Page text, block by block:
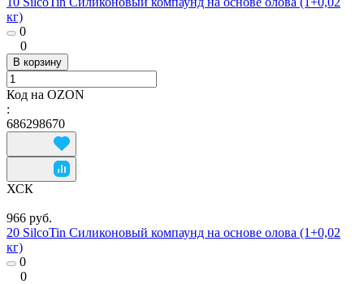
кг)
0
0
В корзину
Код на OZON
:
686298670
ХСК
966 руб.
20 SilcoTin Силиконовый компаунд на основе олова (1+0,02
кг)
0
0